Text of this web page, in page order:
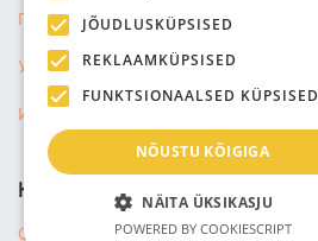
Политика конфиденциальности
Условия продажи
Информация о доставке
КОМПАНИЯ
О нас
JÕUDLUSKÜPSISED
REKLAAMKÜPSISED
FUNKTSIONAALSED KÜPSISED
NÕUSTU KÕIGIGA
NÄITA ÜKSIKASJU
POWERED BY COOKIESCRIPT